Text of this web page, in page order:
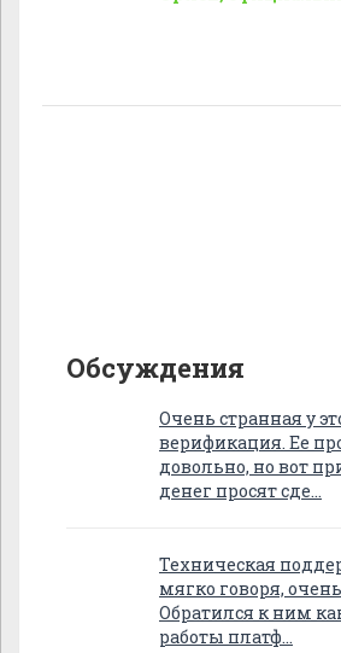
Обсуждения
Очень странная у
верификация. Ее
довольно, но вот
денег просят сде…
Техническая
мягко говоря,
Обратился к ним
работы платф…